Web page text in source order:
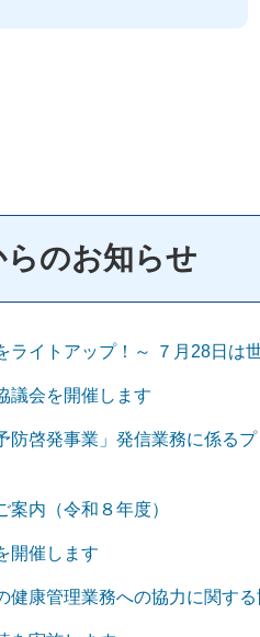
のお知らせ
ライトアップ！～ ７月28日は
議会を開催します
防啓発事業」発信業務に係る
内（令和８年度）
開催します
健康管理業務への協力に関す